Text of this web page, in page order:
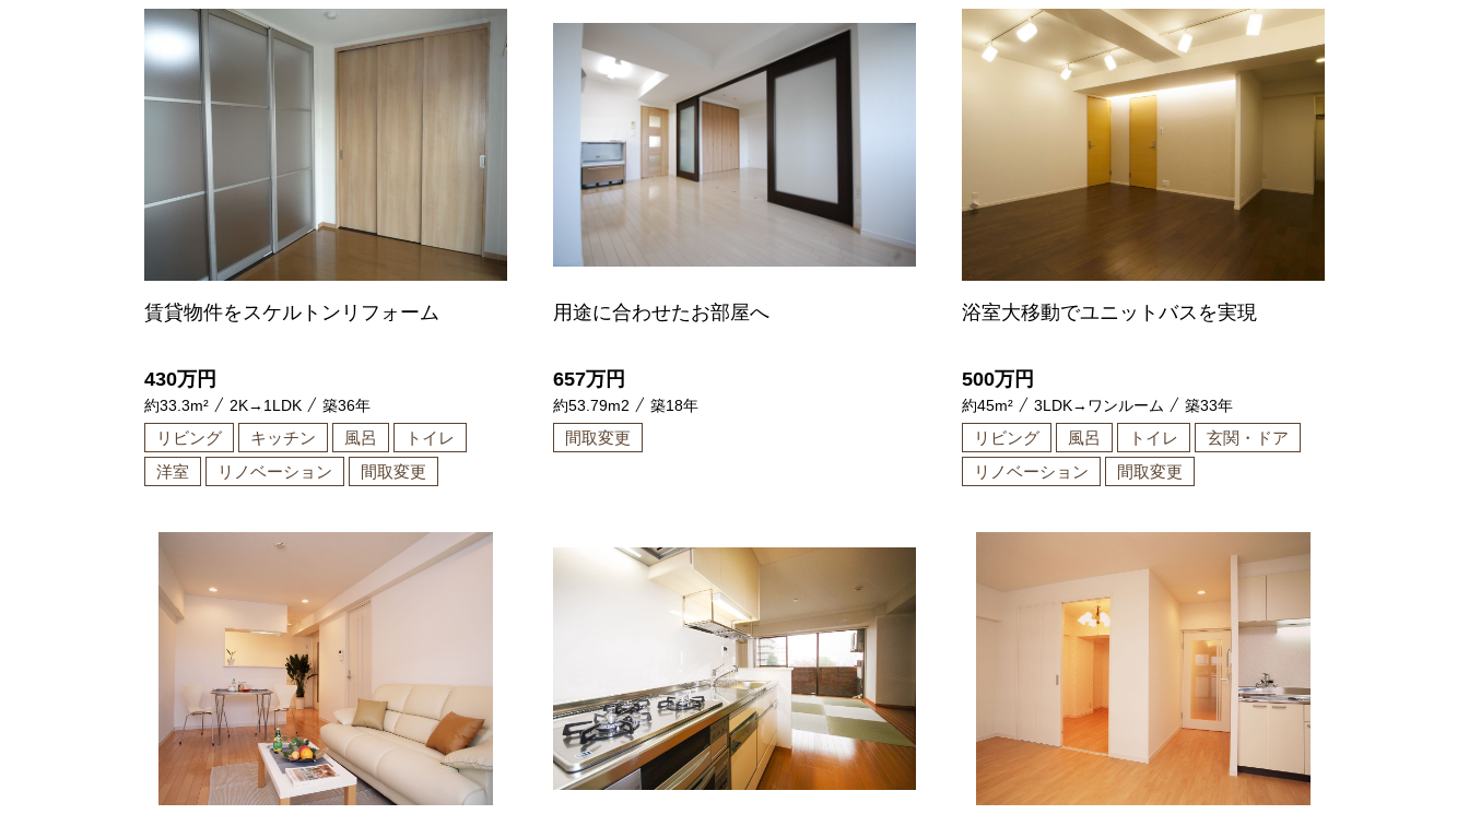
賃貸物件をスケルトンリフォーム
430万円
約33.3m² 2K→1LDK 築36年
リビング キッチン 風呂
トイレ
洋室
リノベーション 間取変更
用途に合わせたお部屋へ
657万円
約53.79m2 築18年
間取変更
浴室大移動でユニットバスを実現
500万円
約45m² 3LDK→ワンルーム 築33年
リビング 風呂 トイレ
玄関・ドア
リノベーション
間取変更